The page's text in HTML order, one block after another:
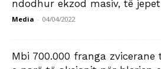
ndodhur ekzod masiv, të jepet
Media - 04/04/2022
Mbi 700.000 franga